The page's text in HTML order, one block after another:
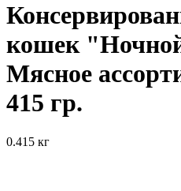
кошек
Мясное
415 гр.
0.415 кг